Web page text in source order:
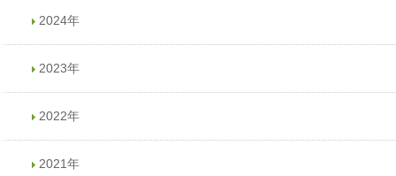
2024年
2023年
2022年
2021年